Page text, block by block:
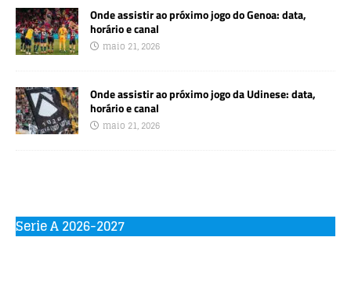
Onde assistir ao próximo jogo do Genoa: data,
horário e canal
maio 21, 2026
Onde assistir ao próximo jogo da Udinese: data,
horário e canal
maio 21, 2026
Serie A 2026-2027